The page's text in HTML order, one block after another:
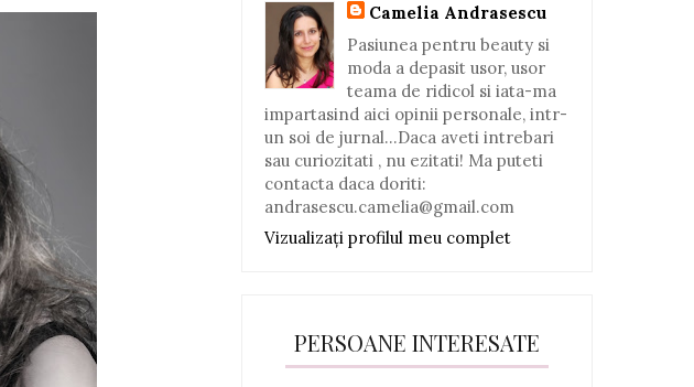
Camelia Andrasescu
Pasiunea pentru beauty si
moda a depasit usor, usor
teama de ridicol si iata-ma
impartasind aici opinii personale, intr-
un soi de jurnal...Daca aveti intrebari
sau curiozitati , nu ezitati! Ma puteti
contacta daca doriti:
andrasescu.camelia@gmail.com
Vizualizați profilul meu complet
PERSOANE INTERESATE